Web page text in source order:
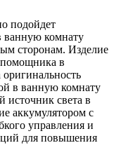
подойдет
ванную комнату
сторонам. Изделие
в
оригинальность
в ванную комнату
источник света в
аккумулятором с
управления и
для повышения